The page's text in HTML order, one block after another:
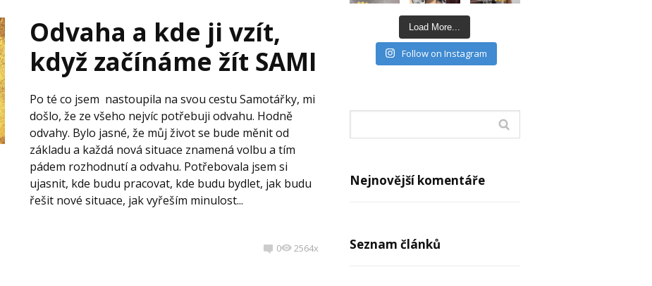
Odvaha a kde ji vzít,
když začínáme žít SAMI
Po té co jsem nastoupila na svou cestu Samotářky, mi
došlo, že ze všeho nejvíc potřebuji odvahu. Hodně
odvahy. Bylo jasné, že můj život se bude měnit od
základu a každá nová situace znamená volbu a tím
pádem rozhodnutí a odvahu. Potřebovala jsem si
ujasnit, kde budu pracovat, kde budu bydlet, jak budu
řešit nové situace, jak vyřeším minulost...
0 2564x
Load More...
Follow on Instagram
Nejnovější komentáře
Seznam článků